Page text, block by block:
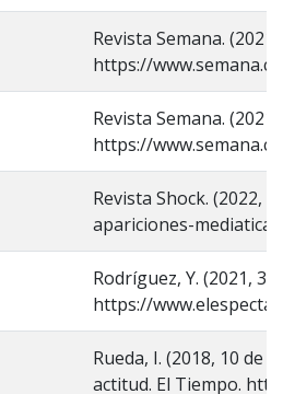
Revista Semana.
https://
Revista Semana.
https://
Revista Shock. (2022,
apariciones-
Rodríguez, Y. (2021, 3
https://
Rueda, I. (2018, 10 de
actitud. El Tiempo.